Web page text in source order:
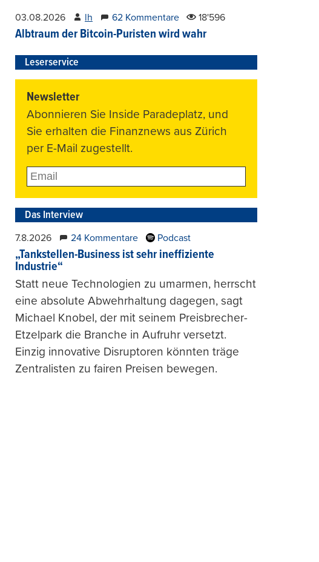
03.08.2026 lh 62 Kommentare 18'596
Albtraum der Bitcoin-Puristen wird wahr
Leserservice
Newsletter
Abonnieren Sie Inside Paradeplatz, und
Sie erhalten die Finanznews aus Zürich
per E-Mail zugestellt.
Das Interview
7.8.2026 24 Kommentare Podcast
„Tankstellen-Business ist sehr ineffiziente
Industrie“
Statt neue Technologien zu umarmen, herrscht
eine absolute Abwehrhaltung dagegen, sagt
Michael Knobel, der mit seinem Preisbrecher-
Etzelpark die Branche in Aufruhr versetzt.
Einzig innovative Disruptoren könnten träge
Zentralisten zu fairen Preisen bewegen.